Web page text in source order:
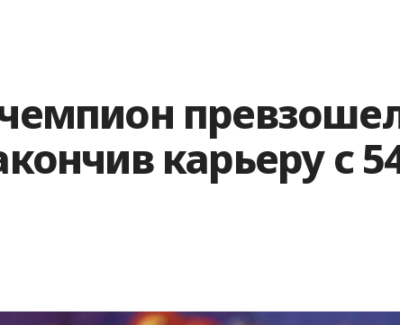
карьеру с